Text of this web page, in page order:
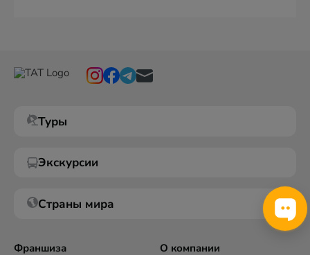
Туры
Экскурсии
Страны мира
Франшиза
О компании